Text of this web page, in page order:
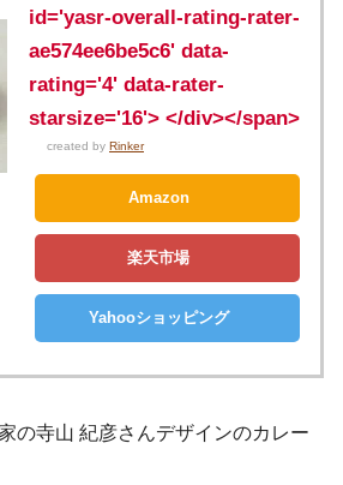
id='yasr-overall-rating-rater-
ae574ee6be5c6' data-
rating='4' data-rater-
starsize='16'> </div></span>
created by Rinker
Amazon
楽天市場
Yahooショッピング
の寺山 紀彦さんデザインのカレー